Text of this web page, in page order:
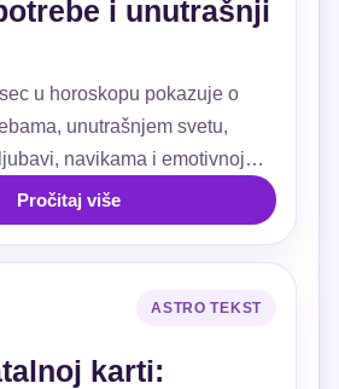
i unutrašnji
u horoskopu pokazuje o
unutrašnjem svetu,
navikama i emotivnoj
Pročitaj više
ASTRO TEKST
karti: